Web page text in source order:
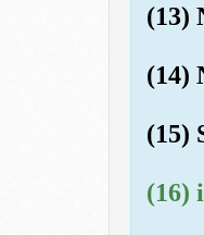
(13)
(14)
(15)
(16)